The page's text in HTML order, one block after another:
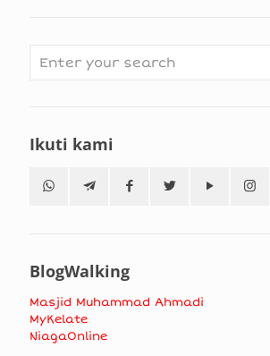
Ikuti kami
BlogWalking
Masjid Muhammad Ahmadi
MyKelate
NiagaOnline